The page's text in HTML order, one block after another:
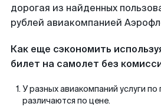
дорогая из найденных
рублей авиакомпанией
Как еще сэкономить
билет на самолет без
У разных авиакомпаний услуги по
различаются по цене.